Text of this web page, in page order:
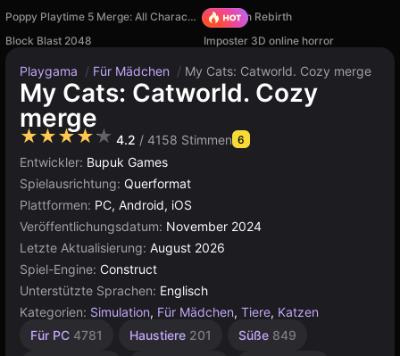
Poppy Playtime 5 Merge: All Characters Stickman Rebirth
Block Blast 2048
Imposter 3D online horror
Playgama / Für Mädchen / My Cats: Catworld. Сozy merge
My Cats: Catworld. Сozy
merge
★★★★★ 4.2 / 4158 Stimmen 6
Entwickler: Bupuk Games
Spielausrichtung: Querformat
Plattformen: PC, Android, iOS
Veröffentlichungsdatum: November 2024
Letzte Aktualisierung: August 2026
Spiel-Engine: Construct
Unterstützte Sprachen: Englisch
Kategorien: Simulation, Für Mädchen, Tiere, Katzen
Für PC 4781 Haustiere 201 Süße 849
Für 1
Einfache
Für
Browser
Konstruktion